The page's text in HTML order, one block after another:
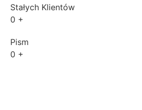
Stałych Klientów
0 +
Pism
0 +